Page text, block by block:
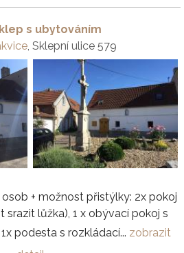
s ubytováním
, Sklepní ulice 579
+ možnost přistýlky: 2x pokoj
lůžka), 1 x obývací pokoj s
podesta s rozkládací... zobrazit